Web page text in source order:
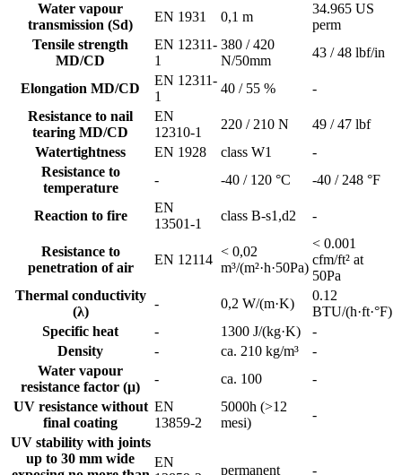
Water vapour
transmission (Sd)
EN 1931 0,1 m
34.965 US
perm
Tensile strength
MD/CD
EN 12311-
1
380 / 420
N/50mm
43 / 48 lbf/in
Elongation MD/CD
EN 12311-
1
40 / 55 %
-
Resistance to nail
tearing MD/CD
EN
12310-1
220 / 210 N
49 / 47 lbf
Watertightness
EN 1928 class W1
-
Resistance to
temperature
- -40 / 120 °C -40 / 248 °F
Reaction to fire
EN
13501-1
class B-s1,d2 -
Resistance to
penetration of air
EN 12114
< 0,02
m³/(m²·h·50Pa)
< 0.001
cfm/ft² at
50Pa
Thermal conductivity
(λ)
- 0,2 W/(m·K)
0.12
BTU/(h·ft·°F)
Specific heat
- 1300 J/(kg·K)
-
Density
- ca. 210 kg/m³
-
Water vapour
resistance factor (μ)
- ca. 100
-
UV resistance without
final coating
EN
13859-2
5000h (>12
mesi)
-
UV stability with joints
up to 30 mm wide
EN
permanent -